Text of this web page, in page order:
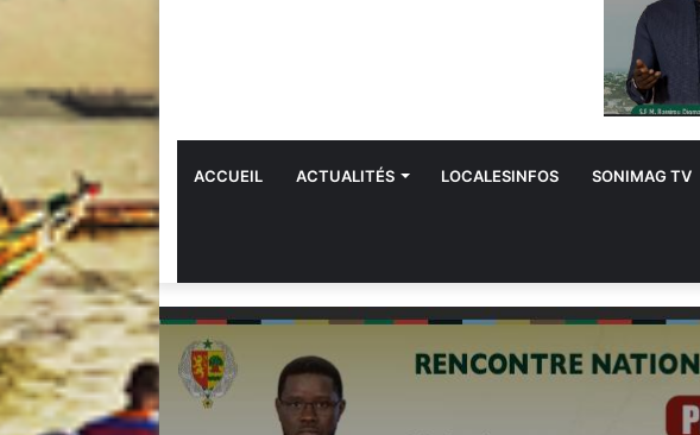
ACCUEIL ACTUALITÉS LOCALESINFOS SONIMAG TV